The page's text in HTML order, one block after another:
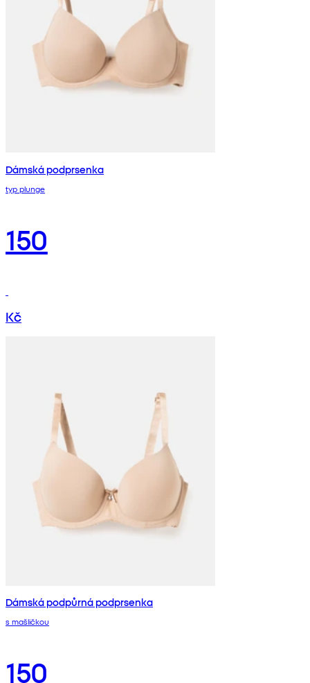
Dámská podprsenka
typ plunge
150
Kč
Dámská podpůrná podprsenka
s mašličkou
150